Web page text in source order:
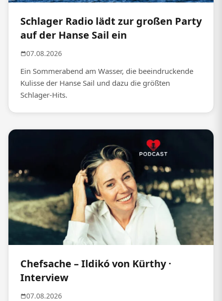
Schlager Radio lädt zur großen Party
auf der Hanse Sail ein
07.08.2026
Ein Sommerabend am Wasser, die beeindruckende
Kulisse der Hanse Sail und dazu die größten
Schlager-Hits.
Chefsache – Ildikó von Kürthy ·
Interview
07.08.2026